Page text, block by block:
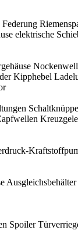
elektrische
Kipphebel
Ausgleichsbehälter
Spoiler